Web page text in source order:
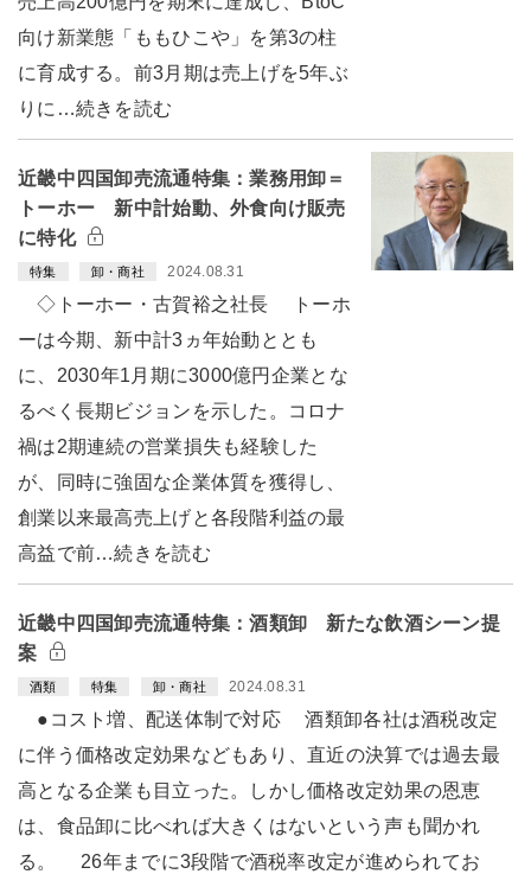
向け新業態「ももひこや」を第3の柱
に育成する。前3月期は売上げを5年ぶ
りに…続きを読む
近畿中四国卸売流通特集：業務用卸＝
トーホー 新中計始動、外食向け販売
に特化
特集 卸・商社 2024.08.31
◇トーホー・古賀裕之社長 トーホ
ーは今期、新中計3ヵ年始動ととも
に、2030年1月期に3000億円企業とな
るべく長期ビジョンを示した。コロナ
禍は2期連続の営業損失も経験した
が、同時に強固な企業体質を獲得し、
創業以来最高売上げと各段階利益の最
高益で前…続きを読む
近畿中四国卸売流通特集：酒類卸 新たな飲酒シーン提
案
酒類 特集 卸・商社 2024.08.31
●コスト増、配送体制で対応 酒類卸各社は酒税改定
に伴う価格改定効果などもあり、直近の決算では過去最
高となる企業も目立った。しかし価格改定効果の恩恵
は、食品卸に比べれば大きくはないという声も聞かれ
る。 26年までに3段階で酒税率改定が進められてお